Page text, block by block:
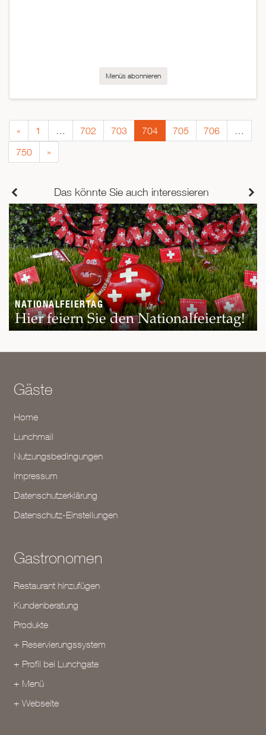
Menüs abonnieren
« 1 … 702 703 704 705 706
…
750
»
Das könnte Sie auch interessieren
NATIONALFEIERTAG
Hier feiern Sie den Nationalfeiertag!
Gäste
Home
Lunchmail
Nutzungsbedingungen
Impressum
Datenschutzerklärung
Datenschutz-Einstellungen
Gastronomen
Restaurant hinzufügen
Kundenberatung
Produkte
+ Reservierungssystem
+ Profil bei Lunchgate
+ Menü
+ Webseite